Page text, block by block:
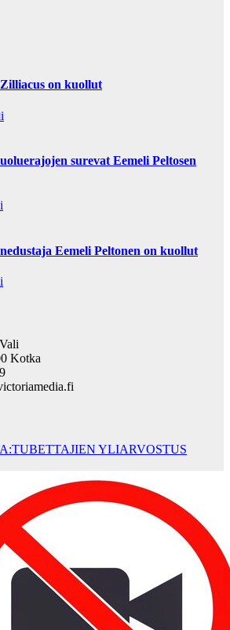
on kuollut
surevat Eemeli Peltosen
Eemeli Peltonen on kuollut
Kotka
YLIARVOSTUS